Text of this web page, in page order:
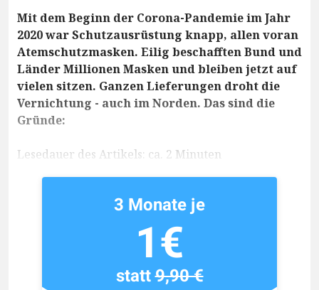
Mit dem Beginn der Corona-Pandemie im Jahr
2020 war Schutzausrüstung knapp, allen voran
Atemschutzmasken. Eilig beschafften Bund und
Länder Millionen Masken und bleiben jetzt auf
vielen sitzen. Ganzen Lieferungen droht die
Vernichtung - auch im Norden. Das sind die
Gründe:
Lesedauer des Artikels: ca. 2 Minuten
3 Monate je
1€
statt9,90 €